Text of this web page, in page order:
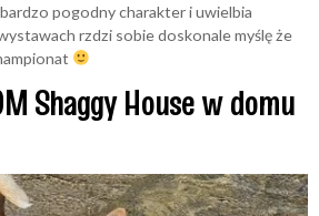
pogodny charakter i uwielbia
rzdzi sobie doskonale myślę że
Shaggy House w domu